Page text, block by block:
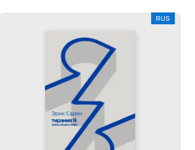
RUS